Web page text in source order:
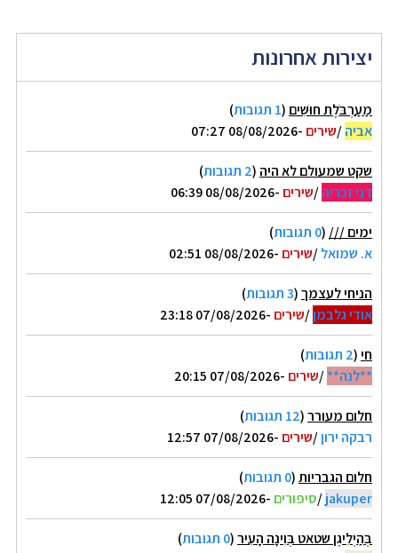
יצירות אחרונות
מַעַרְבֹּלֶת חוּשִׁים (1 תגובות
)
אביה/שירים -08/08/2026 07:27
שקט שמעולם לא היה (2 תגובות
)
דני זכריה/שירים -08/08/2026 06:39
ימים /// (0 תגובות
)
א. שמואל/שירים -08/08/2026 02:51
הניחי לעצמך(3 תגובות
)
אודי גלבמן/שירים -07/08/2026 23:18
חי(2 תגובות
)
**לנה**/שירים -07/08/2026 20:15
חלום מעורר(12 תגובות
)
רבקה ירון/שירים -07/08/2026 12:57
חלום הגבריות(0 תגובות
)
jakuper
/סיפורים -07/08/2026 12:05
בְּהַיְלִיגֶן שטאט בְּוִינָה הָעִיר(0 תגובות
)